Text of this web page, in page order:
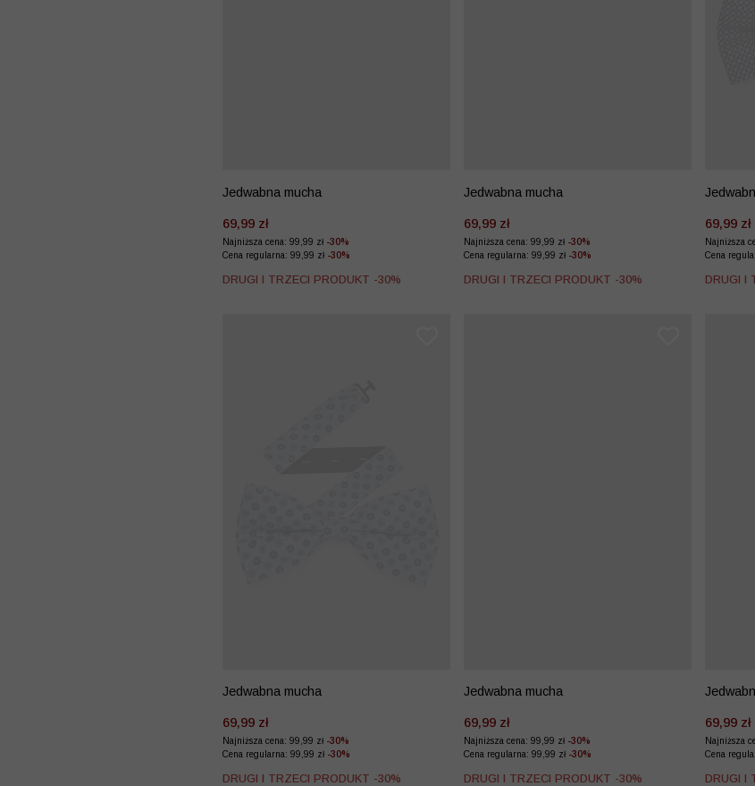
Jedwabna mucha
69,99 zł
Najniższa cena: 99,99 zł -30%
Cena regularna: 99,99 zł -30%
DRUGI I TRZECI PRODUKT -30%
Jedwabna mucha
69,99 zł
Najniższa cena: 99,99 zł -30%
Cena regularna: 99,99 zł -30%
DRUGI I TRZECI PRODUKT -30%
69,99 zł
Najniższa
Cena
DRUGI I
Jedwabna mucha
69,99 zł
Najniższa cena: 99,99 zł -30%
Cena regularna: 99,99 zł -30%
DRUGI I TRZECI PRODUKT -30%
Jedwabna mucha
69,99 zł
Najniższa cena: 99,99 zł -30%
Cena regularna: 99,99 zł -30%
DRUGI I TRZECI PRODUKT -30%
69,99 zł
Najniższa
Cena
DRUGI I